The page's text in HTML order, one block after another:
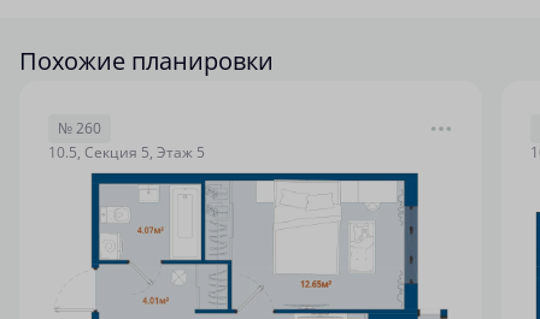
Похожие планировки
№ 260
10.5, Секция 5, Этаж 5